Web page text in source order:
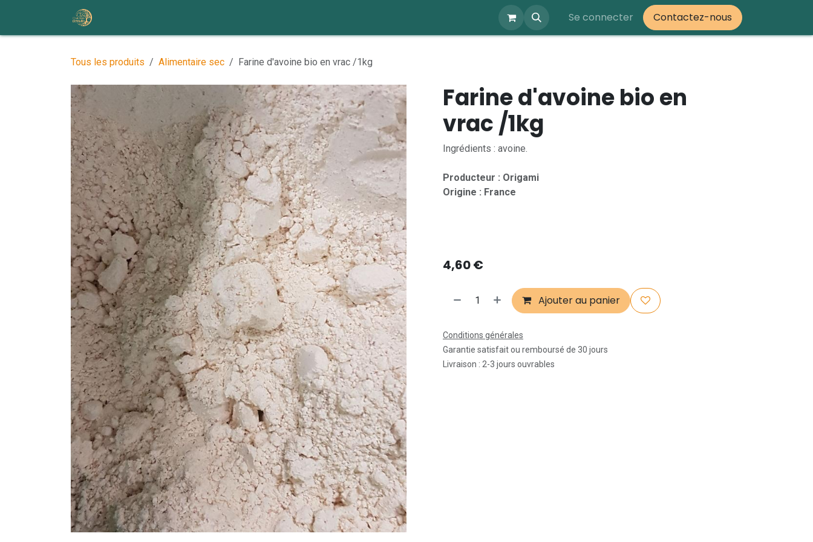
Se rendre au contenu
Se connecter Contactez-nous
Tous les produits Alimentaire sec Farine d'avoine bio en vrac /1kg
Farine d'avoine bio en
vrac /1kg
Ingrédients : avoine.
Producteur : Origami
Origine : France
4,60€
Ajouter au panier
Conditions générales
Garantie satisfait ou remboursé de 30 jours
Livraison : 2-3 jours ouvrables